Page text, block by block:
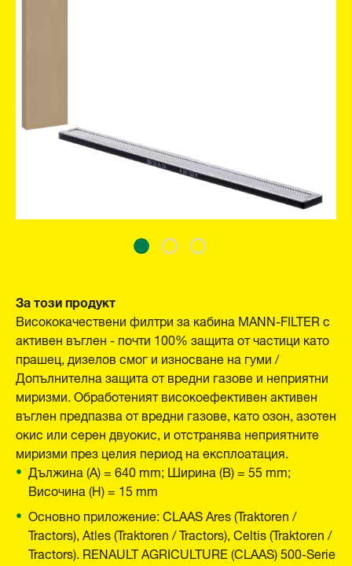
За този продукт
Висококачествени филтри за кабина MANN-FILTER с
активен въглен - почти 100% защита от частици като
прашец, дизелов смог и износване на гуми /
Допълнителна защита от вредни газове и неприятни
миризми. Обработеният високоефективен активен
въглен предпазва от вредни газове, като озон, азотен
окис или серен двуокис, и отстранява неприятните
миризми през целия период на експлоатация.
Дължина (A) = 640 mm; Ширина (B) = 55 mm;
Височина (H) = 15 mm
Основно приложение: CLAAS Ares (Traktoren /
Tractors), Atles (Traktoren / Tractors), Celtis (Traktoren /
Tractors). RENAULT AGRICULTURE (CLAAS) 500-Serie